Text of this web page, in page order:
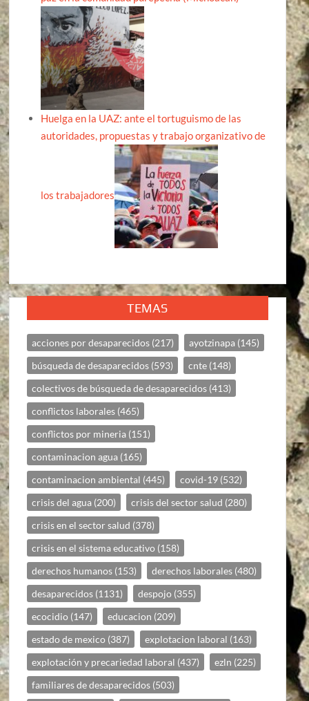
Huelga en la UAZ: ante el tortuguismo de las
autoridades, propuestas y trabajo organizativo de
los trabajadores
TEMAS
acciones por desaparecidos (217) ayotzinapa (145)
búsqueda de desaparecidos (593) cnte (148)
colectivos de búsqueda de desaparecidos (413)
conflictos laborales (465)
conflictos por mineria (151)
contaminacion agua (165)
contaminacion ambiental (445) covid-19 (532)
crisis del agua (200) crisis del sector salud (280)
crisis en el sector salud (378)
crisis en el sistema educativo (158)
derechos humanos (153) derechos laborales (480)
desaparecidos (1131) despojo (355)
ecocidio (147) educacion (209)
estado de mexico (387) explotacion laboral (163)
explotación y precariedad laboral (437) ezln (225)
familiares de desaparecidos (503)